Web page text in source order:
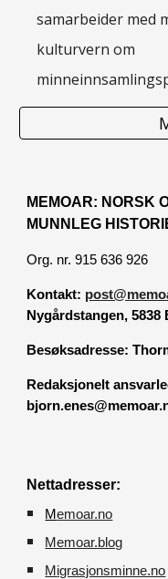
samarbeider med
kulturvern om
MEMOAR: NORSK
MUNNLEG
Org. nr. 915 636 926
Kontakt:
Nygårdstangen, 5838
Besøksadresse:
Redaksjonelt
Nettadresser:
Memoar.no
Memoar.blog
M igrasjonsminne.no